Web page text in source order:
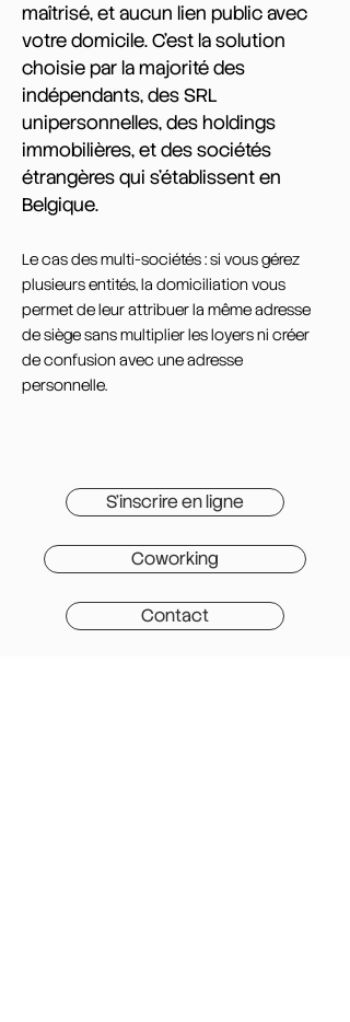
maîtrisé, et aucun lien public avec
votre domicile. C'est la solution
choisie par la majorité des
indépendants, des SRL
unipersonnelles, des holdings
immobilières, et des sociétés
étrangères qui s'établissent en
Belgique.
Le cas des multi-sociétés : si vous gérez
plusieurs entités, la domiciliation vous
permet de leur attribuer la même adresse
de siège sans multiplier les loyers ni créer
de confusion avec une adresse
personnelle.
S'inscrire en ligne
Coworking
Contact